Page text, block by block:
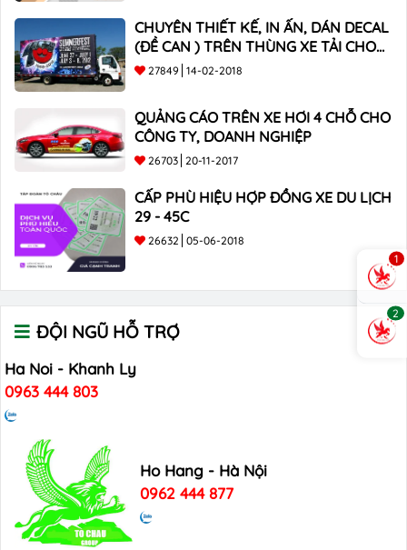
CHUYÊN THIẾT KẾ, IN ẤN, DÁN DECAL
(ĐỀ CAN ) TRÊN THÙNG XE TẢI CHO
CÔNG TY
27849 14-02-2018
QUẢNG CÁO TRÊN XE HƠI 4 CHỖ CHO
CÔNG TY, DOANH NGHIỆP
26703 20-11-2017
CẤP PHÙ HIỆU HỢP ĐỒNG XE DU LỊCH
29 - 45C
26632 05-06-2018
ĐỘI NGŨ HỖ TRỢ
Ha Noi - Khanh Ly
0963 444 803
Ho Hang - Hà Nội
0962 444 877
1
2